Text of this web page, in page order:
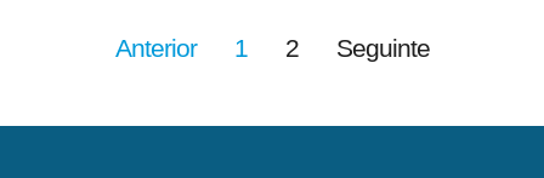
Anterior 1 2 Seguinte